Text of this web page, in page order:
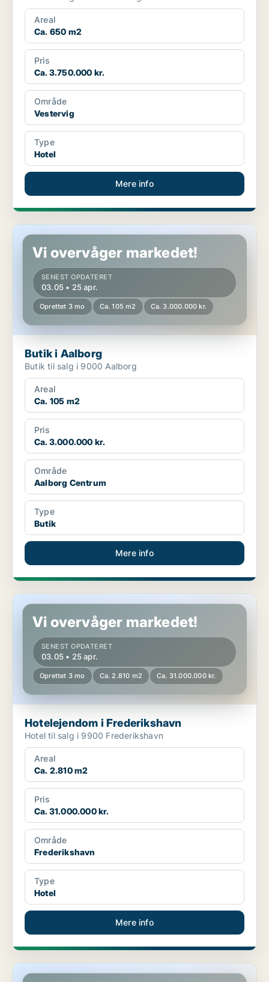
Areal
Ca. 650 m2
Pris
Ca. 3.750.000 kr.
Område
Vestervig
Type
Hotel
Mere info
Butik i Aalborg
Vi overvåger markedet!
SENEST OPDATERET
03.05 • 25 apr.
Oprettet 3 mo Ca. 105 m2 Ca. 3.000.000 kr.
Butik i Aalborg
Butik til salg i 9000 Aalborg
Areal
Ca. 105 m2
Pris
Ca. 3.000.000 kr.
Område
Aalborg Centrum
Type
Butik
Mere info
Hotelejendom i Frederikshavn
Vi overvåger markedet!
SENEST OPDATERET
03.05 • 25 apr.
Oprettet 3 mo Ca. 2.810 m2 Ca. 31.000.000 kr.
Hotelejendom i Frederikshavn
Hotel til salg i 9900 Frederikshavn
Areal
Ca. 2.810 m2
Pris
Ca. 31.000.000 kr.
Område
Frederikshavn
Type
Hotel
Mere info
Hotelejendom i Skagen